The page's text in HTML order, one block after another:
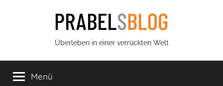
Prabels
Blog
Überleben in einer verrückten Welt
Menü